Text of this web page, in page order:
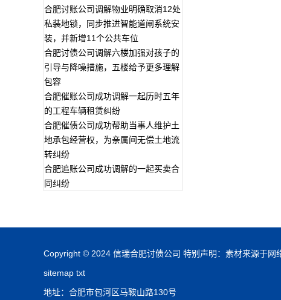
合肥讨账公司调解物业明确取消12处
私装地锁，同步推进智能道闸系统安
装，并新增11个公共车位
合肥讨债公司调解六楼加强对孩子的
引导与降噪措施，五楼给予更多理解
包容
合肥催账公司成功调解一起历时五年
的工程车辆租赁纠纷
合肥催债公司成功帮助当事人维护土
地承包经营权，为亲属间无偿土地流
转纠纷
合肥追账公司成功调解的一起买卖合
同纠纷
Copyright © 2024 信瑞合肥讨债公司 特别声明：素材来源于
sitemap txt
地址：合肥市包河区马鞍山路130号